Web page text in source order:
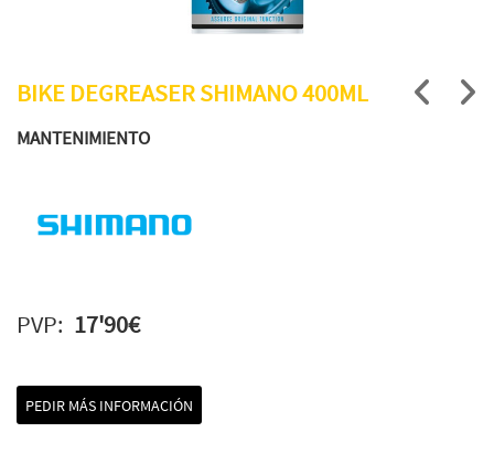
BIKE DEGREASER SHIMANO 400ML
MANTENIMIENTO
PVP: 17'90€
PEDIR MÁS INFORMACIÓN